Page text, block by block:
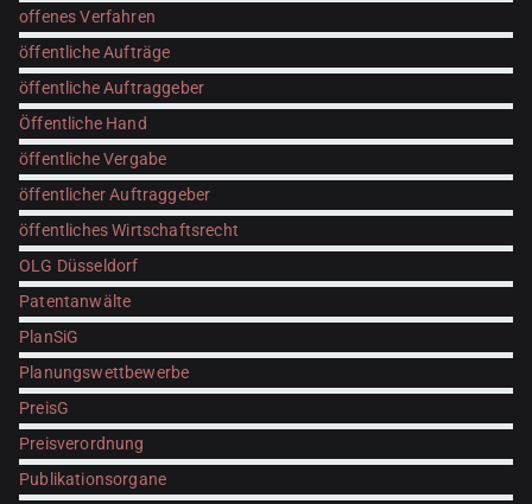
offenes Verfahren
öffentliche Aufträge
öffentliche Auftraggeber
Öffentliche Hand
öffentliche Vergabe
öffentlicher Auftraggeber
öffentliches Wirtschaftsrecht
OLG Düsseldorf
Patentanwälte
PlanSiG
Planungswettbewerbe
PreisG
Preisverordnung
Publikationsorgane